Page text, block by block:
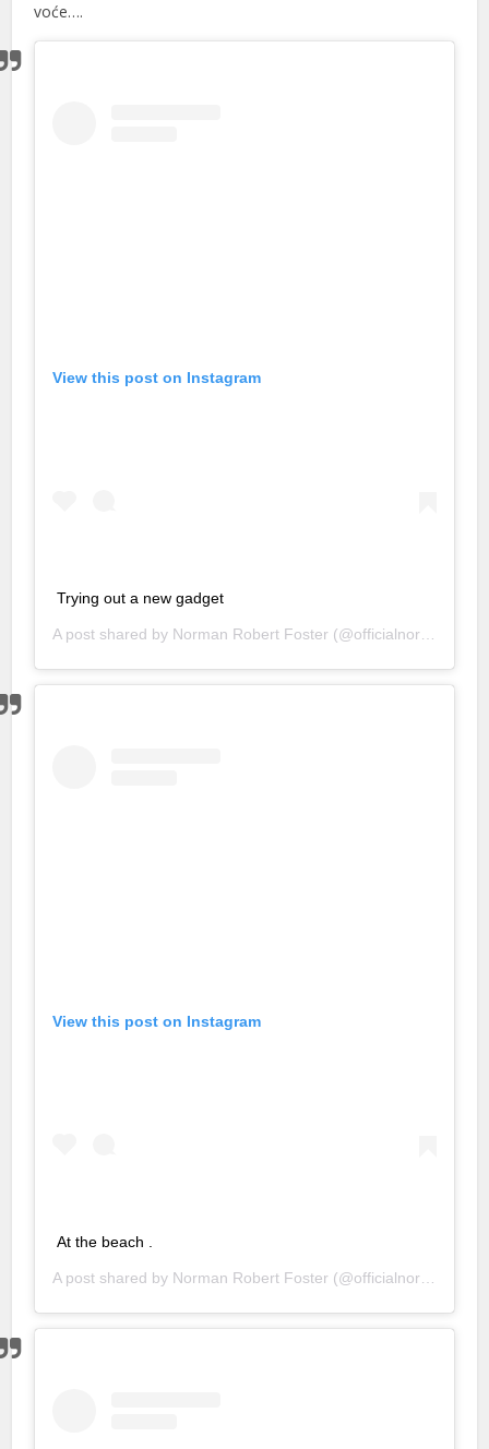
voće….
View this post on Instagram
Trying out a new gadget
A post shared by Norman Robert Foster (@officialnormanfoster) on
View this post on Instagram
At the beach .
A post shared by Norman Robert Foster (@officialnormanfoster) on